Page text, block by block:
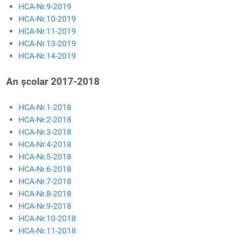
HCA-Nr.9-2019
HCA-Nr.10-2019
HCA-Nr.11-2019
HCA-Nr.13-2019
HCA-Nr.14-2019
An școlar 2017-2018
HCA-Nr.1-2018
HCA-Nr.2-2018
HCA-Nr.3-2018
HCA-Nr.4-2018
HCA-Nr.5-2018
HCA-Nr.6-2018
HCA-Nr.7-2018
HCA-Nr.8-2018
HCA-Nr.9-2018
HCA-Nr.10-2018
HCA-Nr.11-2018